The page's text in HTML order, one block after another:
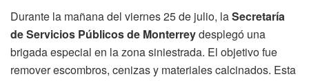
Durante la mañana del viernes 25 de julio, laSecretaría
de Servicios Públicos de Monterreydesplegó una
brigada especial en la zona siniestrada. El objetivo fue
remover escombros, cenizas y materiales calcinados. Esta